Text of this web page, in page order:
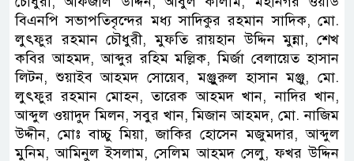
বিএনপি সভাপতিবৃন্দের মধ্য সাদিকুর রহমান সাদিক, মো.
লুৎফুর রহমান চৌধুরী, মুফতি রায়হান উদ্দিন মুন্না, শেখ
কবির আহমদ, আব্দুর রহিম মল্লিক, মির্জা বেলায়েত হাসান
লিটন, শুয়াইব আহমদ সোয়েব, মঞ্জুুরুল হাসান মঞ্জু, মো.
লুৎফুর রহমান মোহন, তারেক আহমদ খান, নাদির খান,
আব্দুল ওয়াদুদ মিলন, সবুর খান, মিজান আহমদ, মো. নাজিম
উদ্দীন, মোঃ বাচ্চু মিয়া, জাকির হোসেন মজুমদার, আব্দুল
মুনিম, আমিনুল ইসলাম, সেলিম আহমদ সেলু, ফখর উদ্দিন